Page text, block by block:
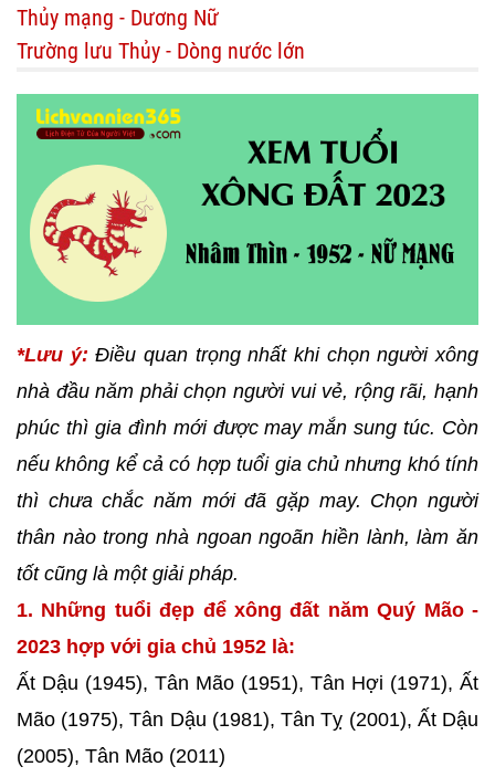
Thủy mạng - Dương Nữ
Trường lưu Thủy - Dòng nước lớn
*Lưu ý: Điều quan trọng nhất khi chọn người xông
nhà đầu năm phải chọn người vui vẻ, rộng rãi, hạnh
phúc thì gia đình mới được may mắn sung túc. Còn
nếu không kể cả có hợp tuổi gia chủ nhưng khó tính
thì chưa chắc năm mới đã gặp may. Chọn người
thân nào trong nhà ngoan ngoãn hiền lành, làm ăn
tốt cũng là một giải pháp.
1. Những tuổi đẹp để xông đất năm Quý Mão -
2023 hợp với gia chủ 1952 là:
Ất Dậu (1945), Tân Mão (1951), Tân Hợi (1971), Ất
Mão (1975), Tân Dậu (1981), Tân Tỵ (2001), Ất Dậu
(2005), Tân Mão (2011)